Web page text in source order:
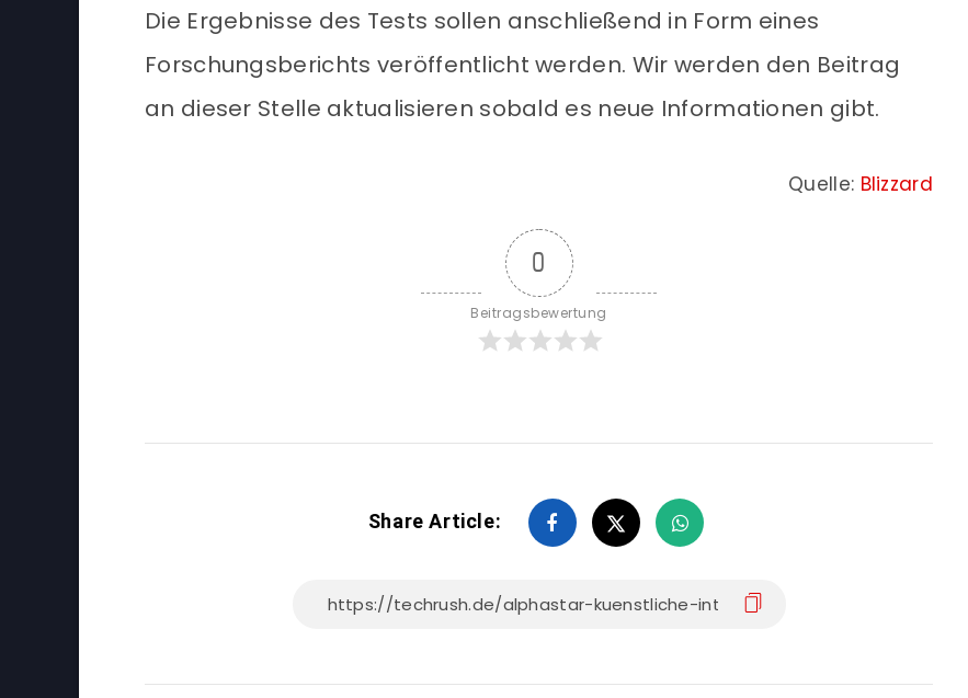
Die Ergebnisse des Tests sollen anschließend in Form eines
Forschungsberichts veröffentlicht werden. Wir werden den Beitrag
an dieser Stelle aktualisieren sobald es neue Informationen gibt.
Quelle: Blizzard
0
Beitragsbewertung
Share Article: